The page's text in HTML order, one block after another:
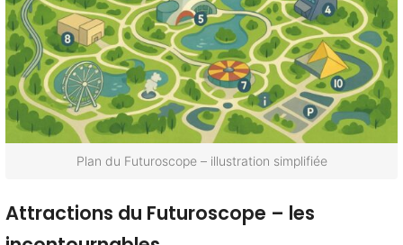
Plan du Futuroscope – illustration simplifiée
Attractions du Futuroscope – les